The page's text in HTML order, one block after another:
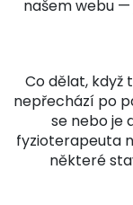
našem webu
Co dělat, když
nepřechází po
se nebo je
fyzioterapeuta
některé